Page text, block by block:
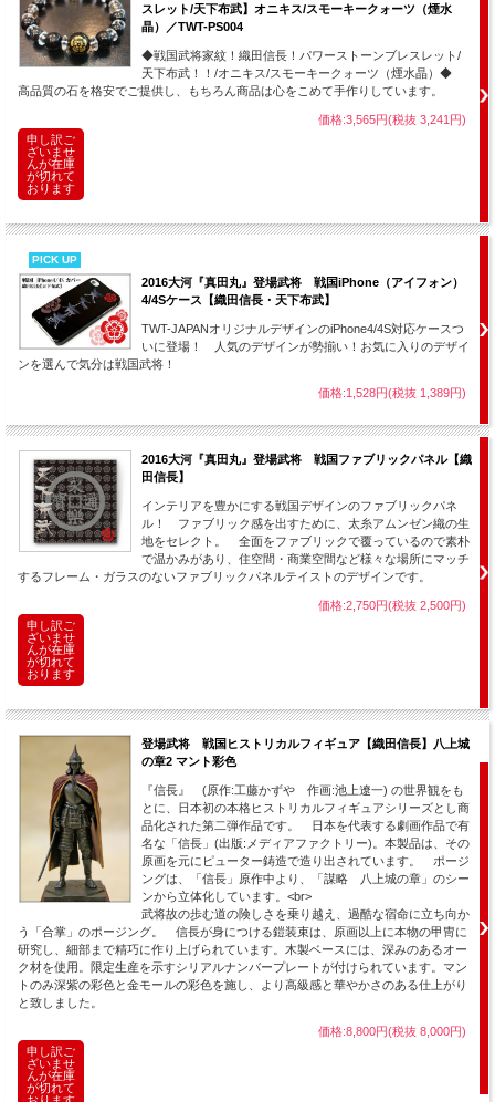
スレット/天下布武】オニキス/スモーキークォーツ（煙水
晶）／TWT-PS004
◆戦国武将家紋！織田信長！パワーストーンブレスレット/
天下布武！！/オニキス/スモーキークォーツ（煙水晶）◆
高品質の石を格安でご提供し、もちろん商品は心をこめて手作りしています。
価格:3,565円(税抜 3,241円)
申し訳ご
ざいませ
んが在庫
が切れて
おります
PICK UP
2016大河『真田丸』登場武将 戦国iPhone（アイフォン）
4/4Sケース【織田信長・天下布武】
TWT-JAPANオリジナルデザインのiPhone4/4S対応ケースつ
いに登場！ 人気のデザインが勢揃い！お気に入りのデザイ
ンを選んで気分は戦国武将！
価格:1,528円(税抜 1,389円)
2016大河『真田丸』登場武将 戦国ファブリックパネル【織
田信長】
インテリアを豊かにする戦国デザインのファブリックパネ
ル！ ファブリック感を出すために、太糸アムンゼン織の生
地をセレクト。 全面をファブリックで覆っているので素朴
で温かみがあり、住空間・商業空間など様々な場所にマッチ
するフレーム・ガラスのないファブリックパネルテイストのデザインです。
価格:2,750円(税抜 2,500円)
申し訳ご
ざいませ
んが在庫
が切れて
おります
登場武将 戦国ヒストリカルフィギュア【織田信長】八上城
の章2 マント彩色
『信長』 (原作:工藤かずや 作画:池上遼一) の世界観をも
とに、日本初の本格ヒストリカルフィギュアシリーズとし商
品化された第二弾作品です。 日本を代表する劇画作品で有
名な「信長」(出版:メディアファクトリー)。本製品は、その
原画を元にピューター鋳造で造り出されています。 ポージ
ングは、「信長」原作中より、「謀略 八上城の章」のシー
ンから立体化しています。<br>
武将故の歩む道の険しさを乗り越え、過酷な宿命に立ち向か
う「合掌」のポージング。 信長が身につける鎧装束は、原画以上に本物の甲冑に
研究し、細部まで精巧に作り上げられています。木製ベースには、深みのあるオー
ク材を使用。限定生産を示すシリアルナンバープレートが付けられています。マン
トのみ深紫の彩色と金モールの彩色を施し、より高級感と華やかさのある仕上がり
と致しました。
価格:8,800円(税抜 8,000円)
申し訳ご
ざいませ
んが在庫
が切れて